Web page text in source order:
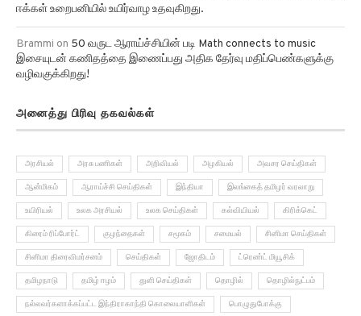
Brammion50 வருட ஆராய்ச்சியின் படி Math connects to music
இசையுடன் கணிதத்தை இணைப்பது அதிக தேர்வு மதிப்பெண்களுக்கு
வழிவகுக்கிறது!
ஆன்மிகம் ஆராய்ச்சி செய்திகள் இந்தியா இலங்கைத் தமிழர் வரலாறு
உயிரியல் உலக அரசியல் உலக செய்திகள் கல்வியியல் கிரிக்கெட்
கிரைம் ரிப்போர்ட் குழந்தைகள் சமூகம் சமையல் சினிமா செய்திகள்
சினிமா திரைவிமர்சனம் செய்திகள் ஜோதிடம் ட்ரெண்ட் மியூசிக்
தமிழநாடு தமிழ் ஈழம் துளி செய்திகள் தொழில் தொழில்நுட்பம்
நல்லவர்களாக்கப்பட்ட இந்திராகாந்தி கொலையாளிகள் பொழுதுபோக்கு
மருத்துவ செய்திகள் மருத்துவம் மாயமான இரகசியங்கள்